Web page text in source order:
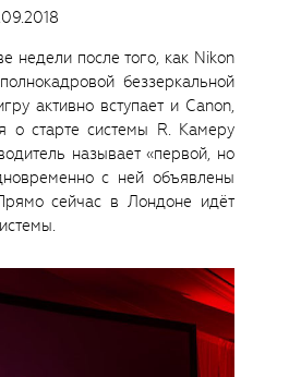
недели после того, как Nikon
беззеркальной
активно вступает и Canon,
о старте системы R. Камеру
называет «первой, но
с ней объявлены
сейчас в Лондоне идёт